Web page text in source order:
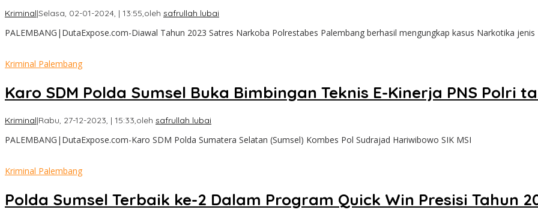
Kriminal|Selasa, 02-01-2024, | 13:55,oleh safrullah lubai
PALEMBANG|DutaExpose.com-Diawal Tahun 2023 Satres Narkoba Polrestabes Palembang berhasil mengungkap kasus Narkotika jenis
Kriminal Palembang
Karo SDM Polda Sumsel Buka Bimbingan Teknis E-Kinerja PNS Polri
Kriminal|Rabu, 27-12-2023, | 15:33,oleh safrullah lubai
PALEMBANG|DutaExpose.com-Karo SDM Polda Sumatera Selatan (Sumsel) Kombes Pol Sudrajad Hariwibowo SIK MSI
Kriminal Palembang
Polda Sumsel Terbaik ke-2 Dalam Program Quick Win Presisi Tahun